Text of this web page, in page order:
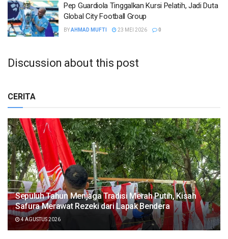
Pep Guardiola Tinggalkan Kursi Pelatih, Jadi Duta
Global City Football Group
BYAHMAD MUFTI 23 MEI 2026 0
Discussion about this post
CERITA
Sepuluh Tahun Menjaga Tradisi Merah Putih, Kisah
Safura Merawat Rezeki dari Lapak Bendera
4 AGUSTUS 2026